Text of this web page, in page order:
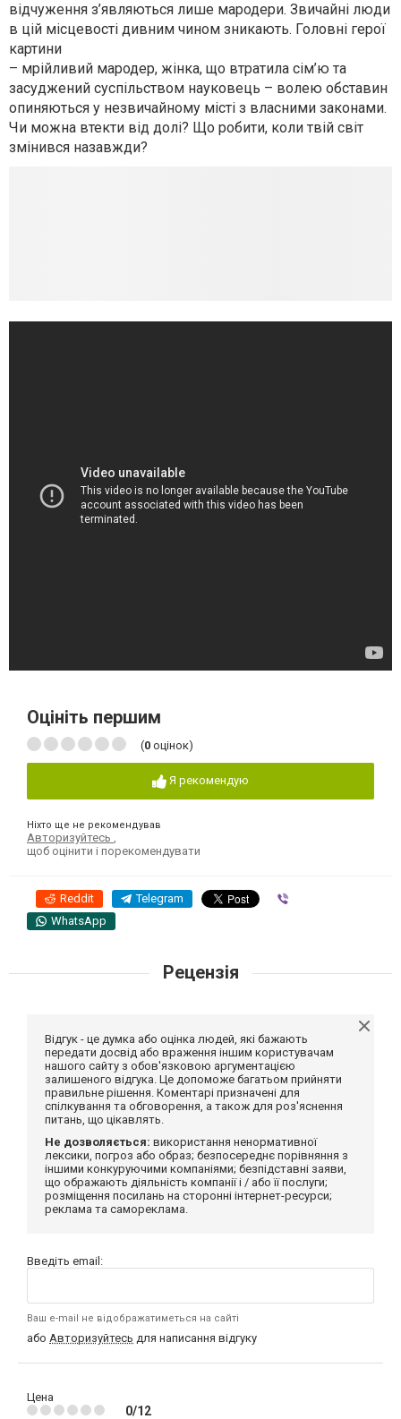
відчуження з’являються лише мародери. Звичайні люди
в цій місцевості дивним чином зникають. Головні герої
картини
– мрійливий мародер, жінка, що втратила сім’ю та
засуджений суспільством науковець – волею обставин
опиняються у незвичайному місті з власними законами.
Чи можна втекти від долі? Що робити, коли твій світ
змінився назавжди?
Оцініть першим
(0 оцінок)
Я рекомендую
Ніхто ще не рекомендував
Авторизуйтесь
щоб оцінити і порекомендувати
Reddit Telegram
WhatsApp
Рецензія
Відгук - це думка або оцінка людей, які бажають
передати досвід або враження іншим користувачам
нашого сайту з обов'язковою аргументацією
залишеного відгука. Це допоможе багатьом прийняти
правильне рішення. Коментарі призначені для
спілкування та обговорення, а також для роз'яснення
питань, що цікавлять.
Не дозволяється: використання ненормативної
лексики, погроз або образ; безпосереднє порівняння з
іншими конкуруючими компаніями; безпідставні заяви,
що ображають діяльність компанії і / або її послуги;
розміщення посилань на сторонні інтернет-ресурси;
реклама та самореклама.
Введіть email:
Ваш e-mail не відображатиметься на сайті
або Авторизуйтесь для написання відгуку
Цена
0/12